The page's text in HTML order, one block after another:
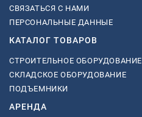
СВЯЗАТЬСЯ С НАМИ
ПЕРСОНАЛЬНЫЕ ДАННЫЕ
КАТАЛОГ ТОВАРОВ
СТРОИТЕЛЬНОЕ ОБОРУДОВАНИЕ
СКЛАДСКОЕ ОБОРУДОВАНИЕ
ПОДЪЕМНИКИ
АРЕНДА